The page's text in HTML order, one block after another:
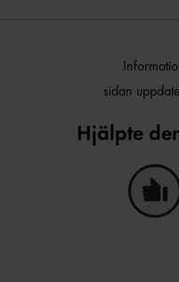
sidan
Hjälpte